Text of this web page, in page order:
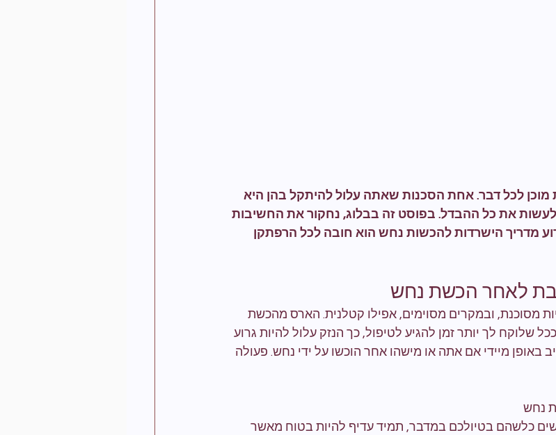
לכל דבר. אחת הסכנות שאתה עלול להיתקל בהן היא
את כל ההבדל. בפוסט זה בבלוג, נחקור את החשיבות
מדריך הישרדות להכשות נחש הוא חובה לכל הרפתקן
לאחר הכשת נחש
מסוכנת, ובמקרים מסוימים, אפילו קטלנית. הארס מהכשת
שלוקח לך יותר זמן להגיע לטיפול, כך הנזק עלול להיות גרוע
באופן מיידי אם אתה או מישהו אחר הוכשו על ידי נחש. פעולה
נחש
כלשהם בטיולכם במדבר, תמיד עדיף להיות בטוח מאשר